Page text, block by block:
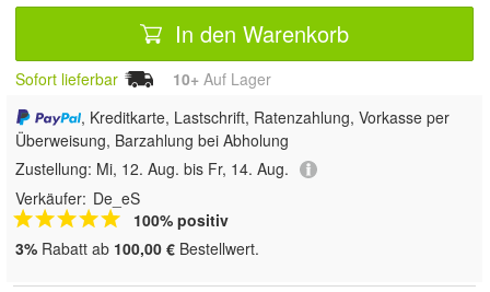
In den Warenkorb
Sofort lieferbar 10+ Auf Lager
, Kreditkarte, Lastschrift, Ratenzahlung, Vorkasse per
Überweisung, Barzahlung bei Abholung
Zustellung: Mi, 12. Aug. bis Fr, 14. Aug.
Verkäufer: De_eS
100% positiv
3% Rabatt ab 100,00 € Bestellwert.